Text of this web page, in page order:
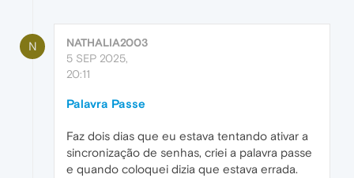
N
NATHALIA2003
5 SEP 2025,
20:11
Palavra Passe
Faz dois dias que eu estava tentando ativar a
sincronização de senhas, criei a palavra passe
e quando coloquei dizia que estava errada.